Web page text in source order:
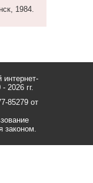
1984.
интернет-
2026 гг.
85279 от
законом.